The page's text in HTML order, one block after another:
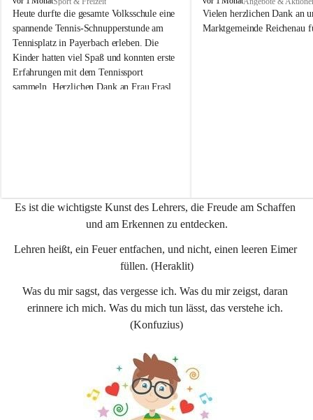
o
l
k
s
s
c
h
e
n
Heute durfte die gesamte Volksschule eine
spannende Tennis-Schnupperstunde am
Tennisplatz in Payerbach erleben. Die
Kinder hatten viel Spaß und konnten erste
Erfahrungen mit dem Tennissport
sammeln. Herzlichen Dank an Frau Frasl
o
l
e
n
a
Vielen herzlichen Dank an
Marktgemeinde Reichenau
Es ist die wichtigste Kunst des Lehrers, die Freude am Schaffen
und am Erkennen zu entdecken.
Lehren heißt, ein Feuer entfachen, und nicht, einen leeren Eimer
füllen. (Heraklit)
Was du mir sagst, das vergesse ich. Was du mir zeigst, daran
erinnere ich mich. Was du mich tun lässt, das verstehe ich.
(Konfuzius)